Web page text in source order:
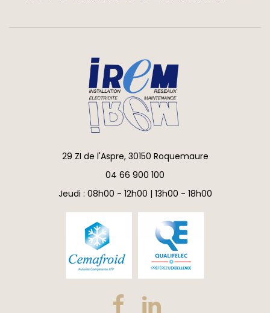
29 ZI de l'Aspre, 30150 Roquemaure
04 66 900 100
Jeudi : 08h00 - 12h00 | 13h00 - 18h00